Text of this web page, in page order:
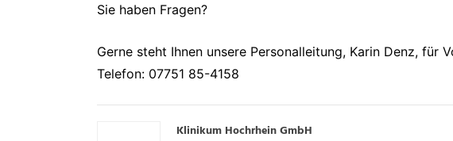
Sie haben Fragen?
Gerne steht Ihnen unsere Personalleitung, Karin Denz, für
Telefon: 07751 85-4158
Klinikum Hochrhein GmbH